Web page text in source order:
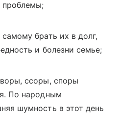
проблемы;
брать их в долг,
и болезни семье;
ссоры, споры
По народным
шумность в этот день